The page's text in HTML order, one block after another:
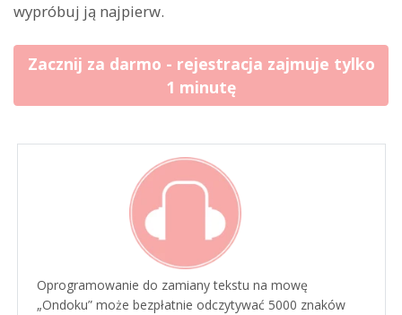
wypróbuj ją najpierw.
Zacznij za darmo - rejestracja zajmuje tylko
1 minutę
Oprogramowanie do zamiany tekstu na mowę
„Ondoku” może bezpłatnie odczytywać 5000 znaków